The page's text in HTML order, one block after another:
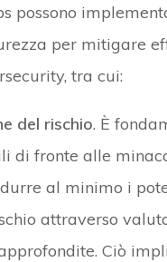
possono
per mitigare
tra cui:
del rischio. È
di fronte alle
al minimo i
attraverso
Ciò